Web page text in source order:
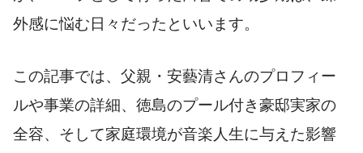
外感に悩む日々だったといいます。
この記事では、父親・安藝清さんのプロフィー
ルや事業の詳細、徳島のプール付き豪邸実家の
全容、そして家庭環境が音楽人生に与えた影響